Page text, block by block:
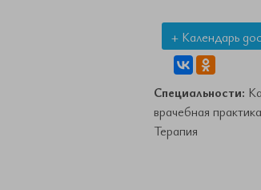
+ Календарь
Специальности:
врачебная
Терапия